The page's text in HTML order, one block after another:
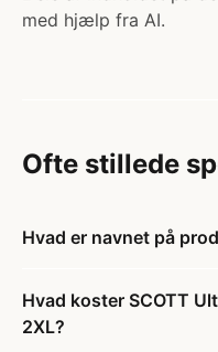
med hjælp fra AI.
Ofte stillede
Hvad er navnet på
Hvad koster SCOTT
2XL?